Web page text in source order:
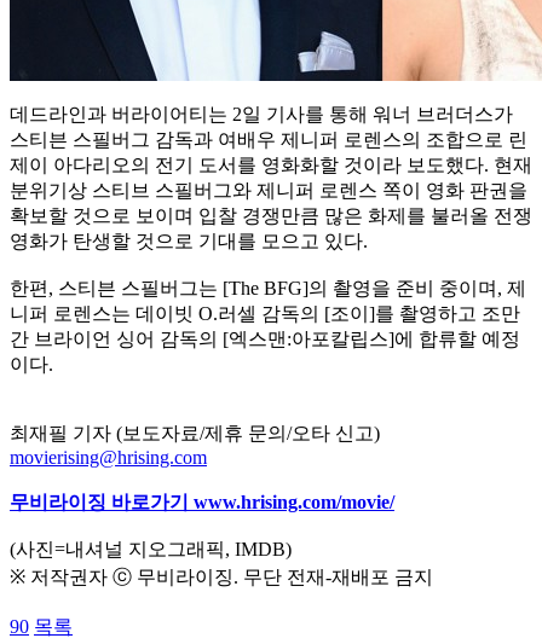
데드라인과 버라이어티는 2일 기사를 통해 워너 브러더스가
스티븐 스필버그 감독과 여배우 제니퍼 로렌스의 조합으로 린
제이 아다리오의 전기 도서를 영화화할 것이라 보도했다. 현재
분위기상 스티브 스필버그와 제니퍼 로렌스 쪽이 영화 판권을
확보할 것으로 보이며 입찰 경쟁만큼 많은 화제를 불러올 전쟁
영화가 탄생할 것으로 기대를 모으고 있다.
한편, 스티븐 스필버그는 [The BFG]의 촬영을 준비 중이며, 제
니퍼 로렌스는 데이빗 O.러셀 감독의 [조이]를 촬영하고 조만
간 브라이언 싱어 감독의 [엑스맨:아포칼립스]에 합류할 예정
이다.
최재필 기자 (보도자료/제휴 문의/오타 신고)
movierising@hrising.com
무비라이징 바로가기 www.hrising.com/movie/
(사진=내셔널 지오그래픽, IMDB)
※ 저작권자 ⓒ 무비라이징. 무단 전재-재배포 금지
90 목록